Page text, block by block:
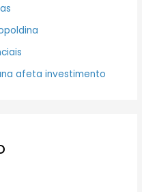
afeta investimento